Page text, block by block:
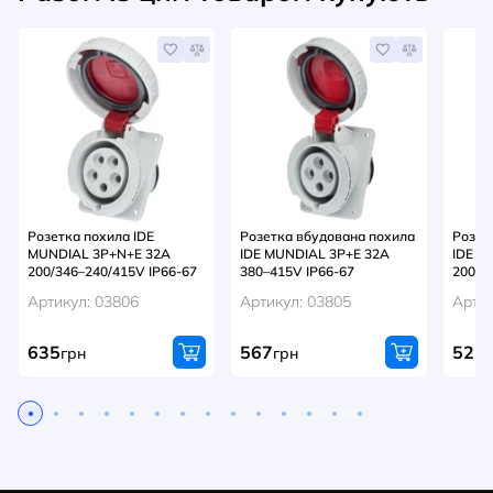
Розетка похила IDE
MUNDIAL 3P+N+E 32A
200/346–240/415V IP66-67
Артикул: 03806
635грн
Розетка вбудована похила
IDE MUNDIAL 3P+E 32A
380–415V IP66-67
Артикул: 03805
567грн
IDE
525